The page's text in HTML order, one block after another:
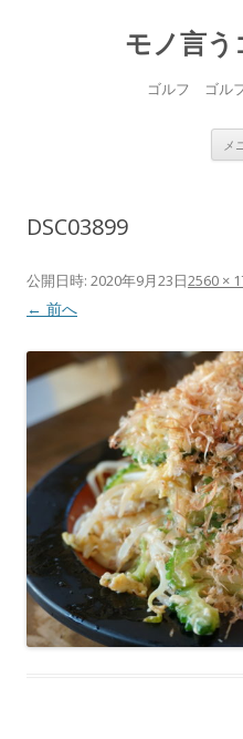
モノ言
ゴルフ ゴル
メ
DSC03899
公開日時: 2020年9月23日2560 ×
← 前へ